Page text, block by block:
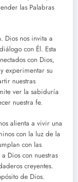
las Palabras
Dios nos invita a
con Él. Esta
con Dios,
experimentar su
nuestras
ver la sabiduría
nuestra fe.
alienta a vivir una
con la luz de la
con las
Dios con nuestras
creyentes.
de Dios.